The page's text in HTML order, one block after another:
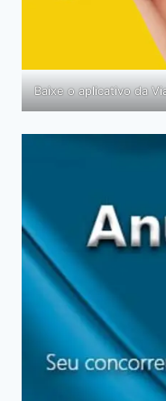
Baixe o aplicativo da